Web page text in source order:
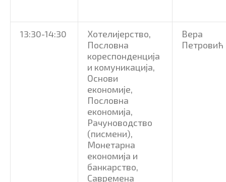
13:30-14:30
Хотелијерство,
Пословна
кореспонденција
и комуникација,
Основи
економије,
Пословна
економија,
Рачуноводство
(писмени),
Монетарна
економија и
банкарство,
Савремена
Вера
Петровић